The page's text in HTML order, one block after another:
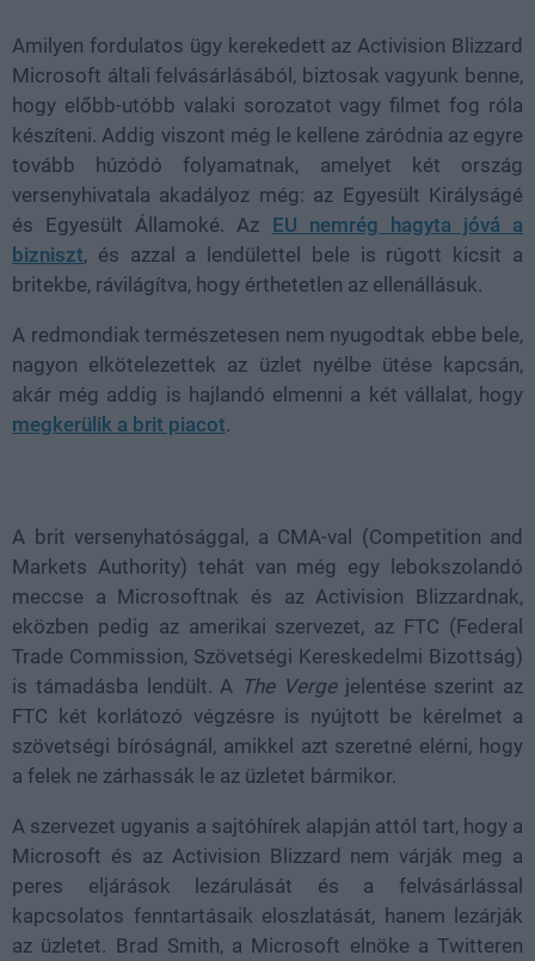
Amilyen fordulatos ügy kerekedett az Activision Blizzard
Microsoft általi felvásárlásából, biztosak vagyunk benne,
hogy előbb-utóbb valaki sorozatot vagy filmet fog róla
készíteni. Addig viszont még le kellene záródnia az egyre
tovább húzódó folyamatnak, amelyet két ország
versenyhivatala akadályoz még: az Egyesült Királyságé
és Egyesült Államoké. Az EU nemrég hagyta jóvá a
bizniszt, és azzal a lendülettel bele is rúgott kicsit a
britekbe, rávilágítva, hogy érthetetlen az ellenállásuk.
A redmondiak természetesen nem nyugodtak ebbe bele,
nagyon elkötelezettek az üzlet nyélbe ütése kapcsán,
akár még addig is hajlandó elmenni a két vállalat, hogy
megkerülik a brit piacot.
A brit versenyhatósággal, a CMA-val (Competition and
Markets Authority) tehát van még egy lebokszolandó
meccse a Microsoftnak és az Activision Blizzardnak,
eközben pedig az amerikai szervezet, az FTC (Federal
Trade Commission, Szövetségi Kereskedelmi Bizottság)
is támadásba lendült. A The Vergejelentése szerint az
FTC két korlátozó végzésre is nyújtott be kérelmet a
szövetségi bíróságnál, amikkel azt szeretné elérni, hogy
a felek ne zárhassák le az üzletet bármikor.
A szervezet ugyanis a sajtóhírek alapján attól tart, hogy a
Microsoft és az Activision Blizzard nem várják meg a
peres eljárások lezárulását és a felvásárlással
kapcsolatos fenntartásaik eloszlatását, hanem lezárják
az üzletet. Brad Smith, a Microsoft elnöke a Twitteren